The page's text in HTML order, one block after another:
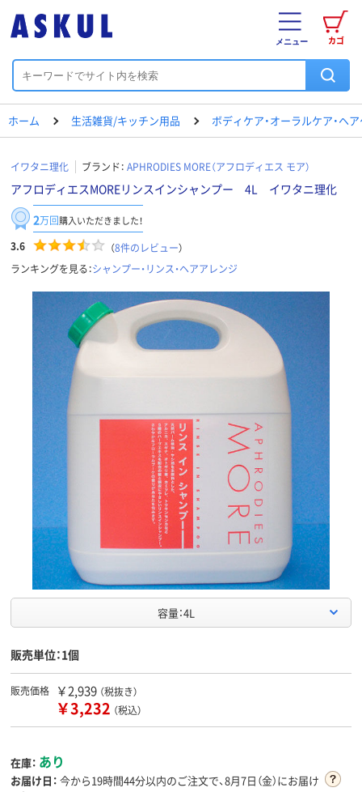
カゴ
メニュー
ホーム 生活雑貨/キッチン用品 ボディケア・オーラルケア・ヘ
イワタニ理化 ブランド： APHRODIES MORE（アフロディエス モア）
アフロディエスMOREリンスインシャンプー 4L イワタニ理化
2万回購入いただきました！
3.6 （8件のレビュー）
ランキングを見る：シャンプー・リンス・ヘアアレンジ
容量：4L
販売単位：1個
販売価格 ￥2,939 （税抜き）
￥3,232 （税込）
在庫： あり
お届け日： 今から19時間44分以内のご注文で、8月7日（金）にお届け